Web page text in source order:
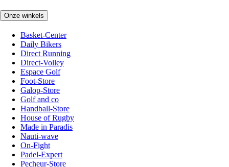
Onze winkels
Basket-Center
Daily Bikers
Direct Running
Direct-Volley
Espace Golf
Foot-Store
Galop-Store
Golf and co
Handball-Store
House of Rugby
Made in Paradis
Nauti-wave
On-Fight
Padel-Expert
Pecheur-Store